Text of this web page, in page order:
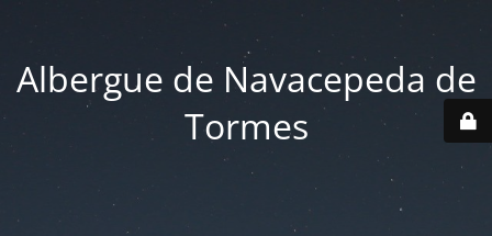
Albergue de Navacepeda de
Tormes